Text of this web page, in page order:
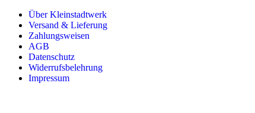
Über Kleinstadtwerk
Versand & Lieferung
Zahlungsweisen
AGB
Datenschutz
Widerrufsbelehrung
Impressum